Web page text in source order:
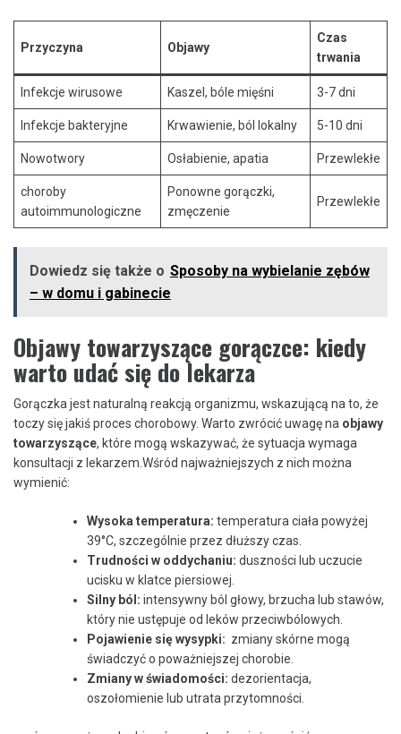
Przyczyna Objawy
Czas
trwania
Infekcje wirusowe Kaszel, bóle ⁢mięśni 3-7 dni
Infekcje bakteryjne Krwawienie, ból lokalny 5-10 dni
Nowotwory Osłabienie, apatia Przewlekłe
choroby
autoimmunologiczne
Ponowne ⁤gorączki,
zmęczenie
Przewlekłe
Dowiedz się także o Sposoby na wybielanie zębów
– w domu i gabinecie
Objawy⁢ towarzyszące gorączce:‌ kiedy ​
warto udać się do‍ lekarza
Gorączka jest naturalną reakcją organizmu, wskazującą na to, że
toczy się ​jakiś proces chorobowy. Warto zwrócić⁤ uwagę na objawy
towarzyszące, które mogą⁢ wskazywać, że⁢ sytuacja wymaga ​
konsultacji z lekarzem.Wśród najważniejszych z nich można
wymienić:
Wysoka⁤ temperatura: ‌temperatura ciała⁢ powyżej
39°C, szczególnie przez dłuższy ‌czas.
Trudności w ⁤oddychaniu: duszności lub ⁢uczucie
ucisku w klatce​ piersiowej.
Silny ból: intensywny ból ⁣głowy, brzucha lub stawów,
który nie ustępuje od leków przeciwbólowych.
Pojawienie się ​wysypki: ⁣ zmiany skórne mogą
świadczyć o poważniejszej chorobie.
Zmiany w ⁣świadomości: dezorientacja,
oszołomienie​ lub utrata przytomności.